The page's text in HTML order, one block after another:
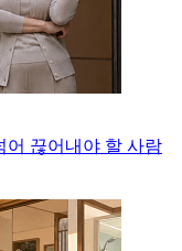
어 끊어내야 할 사람